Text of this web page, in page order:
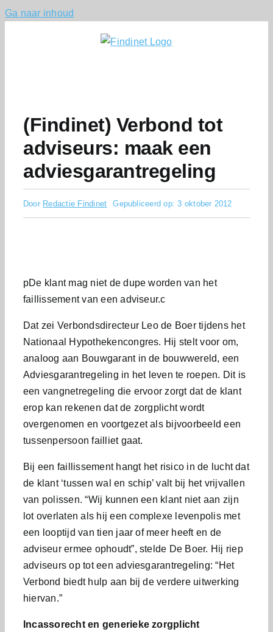
Ga naar inhoud
(Findinet) Verbond tot
adviseurs: maak een
adviesgarantregeling
Door Redactie Findinet Gepubliceerd op: 3 oktober 2012
рDe klant mag niet de dupe worden van het
faillissement van een adviseur.с
Dat zei Verbondsdirecteur Leo de Boer tijdens het
Nationaal Hypothekencongres. Hij stelt voor om,
analoog aan Bouwgarant in de bouwwereld, een
Adviesgarantregeling in het leven te roepen. Dit is
een vangnetregeling die ervoor zorgt dat de klant
erop kan rekenen dat de zorgplicht wordt
overgenomen en voortgezet als bijvoorbeeld een
tussenpersoon failliet gaat.
Bij een faillissement hangt het risico in de lucht dat
de klant ‘tussen wal en schip’ valt bij het vrijvallen
van polissen. “Wij kunnen een klant niet aan zijn
lot overlaten als hij een complexe levenpolis met
een looptijd van tien jaar of meer heeft en de
adviseur ermee ophoudt”, stelde De Boer. Hij riep
adviseurs op tot een adviesgarantregeling: “Het
Verbond biedt hulp aan bij de verdere uitwerking
hiervan.”
Incassorecht en generieke zorgplicht